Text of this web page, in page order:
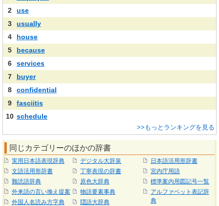
2
use
3
usually
4
house
5
because
6
services
7
buyer
8
confidential
9
fasciitis
10 schedule
>>もっとランキングを見る
同じカテゴリーのほかの辞書
実用日本語表現辞典
文語活用形辞書
難読語辞典
外来語の言い換え提案
外国人名読み方字典
デジタル大辞泉
丁寧表現の辞書
原色大辞典
物語要素事典
隠語大辞典
日本語活用形辞書
宮内庁用語
標準案内用図記号一覧
アルファベット表記辞
典